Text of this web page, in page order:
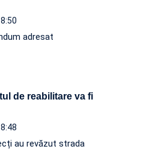
adresat
de reabilitare va fi
au revăzut strada